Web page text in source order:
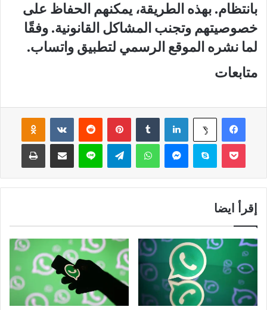
بانتظام. بهذه الطريقة، يمكنهم الحفاظ على
خصوصيتهم وتجنب المشاكل القانونية. وفقًا
لما نشره الموقع الرسمي لتطبيق واتساب.
متابعات
فيسبوك ‫X لينكدإن بينتيريست
سكايب واتساب لاين
إقرأ ايضا